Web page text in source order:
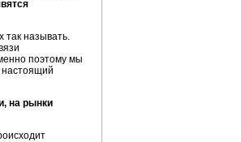
так называть.
поэтому мы
настоящий
на рынки